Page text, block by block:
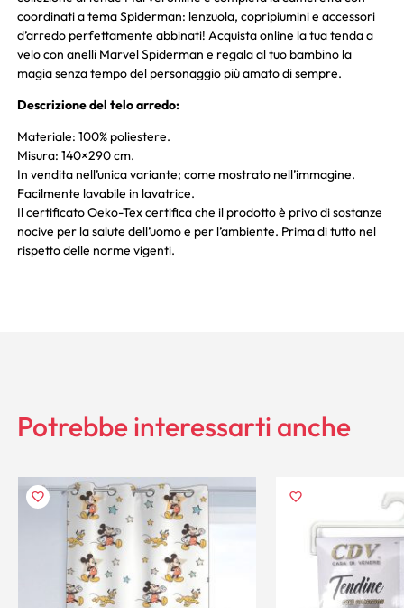
coordinati a tema Spiderman: lenzuola, copripiumini e accessori
d’arredo perfettamente abbinati! Acquista online la tua tenda a
velo con anelli Marvel Spiderman e regala al tuo bambino la
magia senza tempo del personaggio più amato di sempre.
Descrizione del telo arredo:
Materiale: 100% poliestere.
Misura: 140×290 cm.
In vendita nell’unica variante; come mostrato nell’immagine.
Facilmente lavabile in lavatrice.
Il certificato Oeko-Tex certifica che il prodotto è privo di sostanze
nocive per la salute dell’uomo e per l’ambiente. Prima di tutto nel
rispetto delle norme vigenti.
Potrebbe interessarti anche